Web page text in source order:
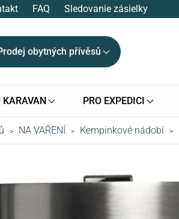
FAQ Sledovanie zásielky
obytných přívěsů
KARAVAN PRO EXPEDICI
> NA VAŘENÍ > Kempinkové nádobí >